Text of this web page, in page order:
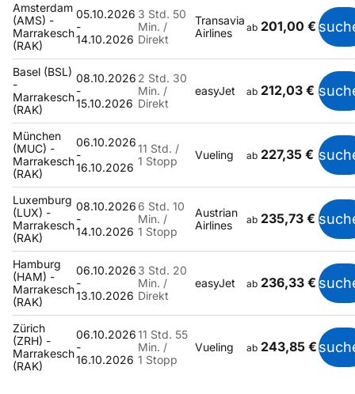
Amsterdam
(AMS) -
Marrakesch
(RAK)
05.10.2026
-
14.10.2026
3 Std. 50
Min. /
Direkt
Transavia
Airlines
ab 201,00 €
Basel (BSL)
-
Marrakesch
(RAK)
08.10.2026
-
15.10.2026
2 Std. 30
Min. /
Direkt
easyJet ab 212,03 €
München
(MUC) -
Marrakesch
(RAK)
06.10.2026
-
16.10.2026
11 Std. /
1 Stopp
Vueling ab 227,35 €
Luxemburg
(LUX) -
Marrakesch
(RAK)
08.10.2026
-
14.10.2026
6 Std. 10
Min. /
1 Stopp
Austrian
Airlines
ab 235,73 €
Hamburg
(HAM) -
Marrakesch
(RAK)
06.10.2026
-
13.10.2026
3 Std. 20
Min. /
Direkt
easyJet ab 236,33 €
Zürich
(ZRH) -
Marrakesch
(RAK)
06.10.2026
-
16.10.2026
11 Std. 55
Min. /
1 Stopp
Vueling ab 243,85 €